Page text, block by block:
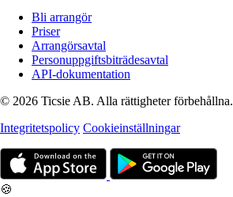
Bli arrangör
Priser
Arrangörsavtal
Personuppgiftsbiträdesavtal
API-dokumentation
© 2026 Ticsie AB. Alla rättigheter förbehållna.
Integritetspolicy Cookieinställningar
🍪